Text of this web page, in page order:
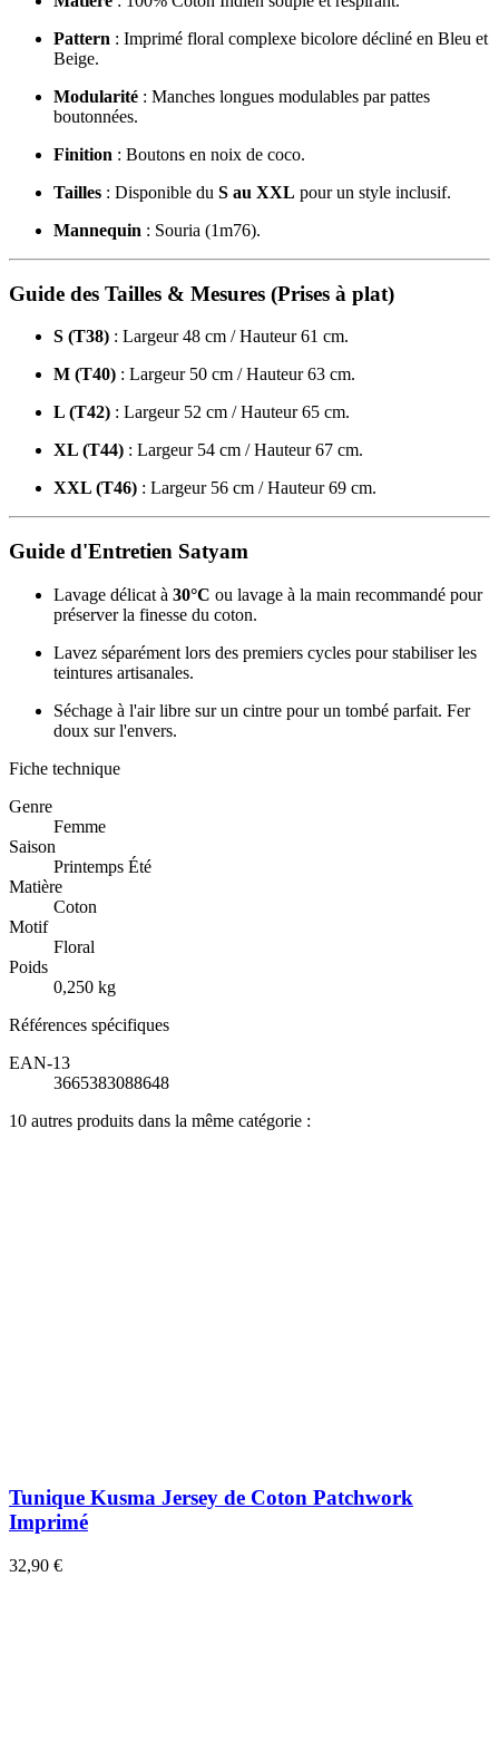
Pattern : Imprimé floral complexe bicolore décliné en Bleu et
Beige.
Modularité : Manches longues modulables par pattes
boutonnées.
Finition : Boutons en noix de coco.
Tailles : Disponible du S au XXL pour un style inclusif.
Mannequin : Souria (1m76).
Guide des Tailles & Mesures (Prises à plat)
S (T38) : Largeur 48 cm / Hauteur 61 cm.
M (T40) : Largeur 50 cm / Hauteur 63 cm.
L (T42) : Largeur 52 cm / Hauteur 65 cm.
XL (T44) : Largeur 54 cm / Hauteur 67 cm.
XXL (T46) : Largeur 56 cm / Hauteur 69 cm.
Guide d'Entretien Satyam
Lavage délicat à 30°C ou lavage à la main recommandé pour
préserver la finesse du coton.
Lavez séparément lors des premiers cycles pour stabiliser les
teintures artisanales.
Séchage à l'air libre sur un cintre pour un tombé parfait. Fer
doux sur l'envers.
Fiche technique
Genre
Femme
Saison
Printemps Été
Matière
Coton
Motif
Floral
Poids
0,250 kg
Références spécifiques
EAN-13
3665383088648
10 autres produits dans la même catégorie :
Tunique Kusma Jersey de Coton Patchwork
Imprimé
32,90 €